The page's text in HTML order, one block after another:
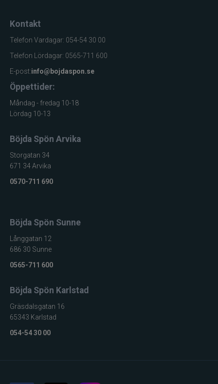
Kontakt
Telefon Vardagar: 054-54 30 00
Telefon Lördagar: 0565-711 600
E-post:info@bojdaspon.se
Öppettider:
Måndag - fredag 10-18
Lördag 10-13
Böjda Spön Arvika
Storgatan 34
671 34 Arvika
0570-711 690
Böjda Spön Sunne
Långgatan 12
686 30 Sunne
0565-711 600
Böjda Spön Karlstad
Gräsdalsgatan 16
65343 Karlstad
054-54 30 00